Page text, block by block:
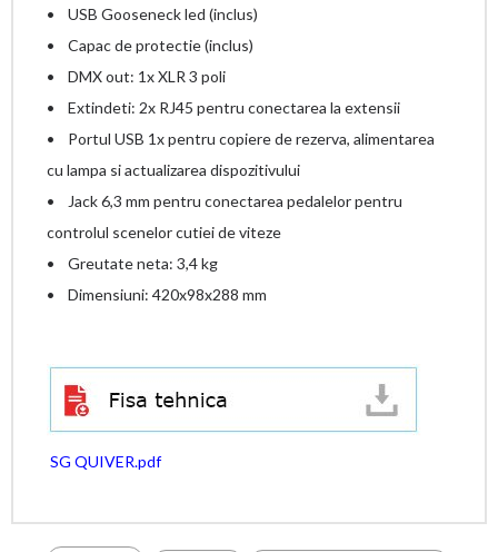
• USB Gooseneck led (inclus)
• Capac de protectie (inclus)
• DMX out: 1x XLR 3 poli
• Extindeti: 2x RJ45 pentru conectarea la extensii
• Portul USB 1x pentru copiere de rezerva, alimentarea
cu lampa si actualizarea dispozitivului
• Jack 6,3 mm pentru conectarea pedalelor pentru
controlul scenelor cutiei de viteze
• Greutate neta: 3,4 kg
• Dimensiuni: 420x98x288 mm
SG QUIVER.pdf